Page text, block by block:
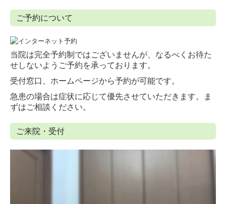
ご予約について
当院は完全予約制ではございませんが、なるべくお待た
せしないようご予約を承っております。
受付窓口、ホームページから予約が可能です。
急患の場合は症状に応じて優先させていただきます。ま
ずはご相談ください。
ご来院・受付